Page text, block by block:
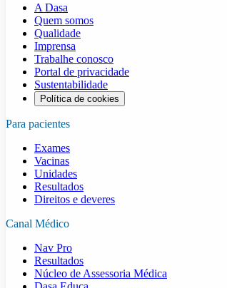
A Dasa
Quem somos
Qualidade
Imprensa
Trabalhe conosco
Portal de privacidade
Sustentabilidade
Política de cookies
Para pacientes
Exames
Vacinas
Unidades
Resultados
Direitos e deveres
Canal Médico
Nav Pro
Resultados
Núcleo de Assessoria Médica